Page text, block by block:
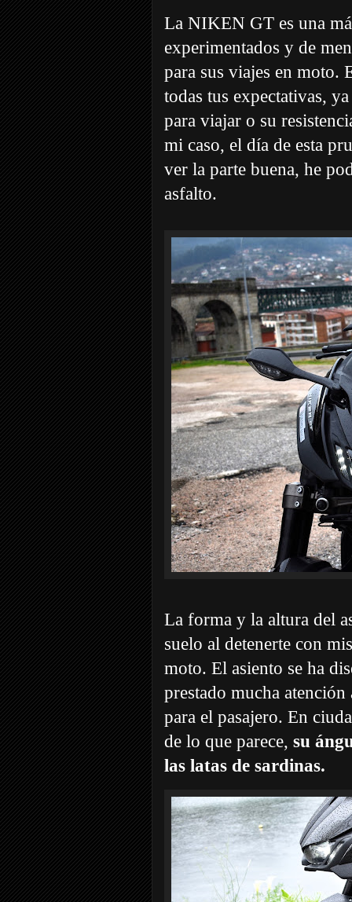
La NIKEN GT es una
experimentados y de
para sus viajes en moto.
todas tus expectativas,
para viajar o su
mi caso, el día de esta
ver la parte buena, he
asfalto.
La forma y la altura del
suelo al detenerte con
moto. El asiento se ha
prestado mucha
para el pasajero. En
de lo que parece, su
las latas de sardinas.